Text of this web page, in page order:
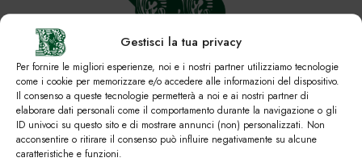
Gestisci la tua privacy
Per fornire le migliori esperienze, noi e i nostri partner utilizziamo tecnologie
come i cookie per memorizzare e/o accedere alle informazioni del dispositivo.
Il consenso a queste tecnologie permetterà a noi e ai nostri partner di
elaborare dati personali come il comportamento durante la navigazione o gli
ID univoci su questo sito e di mostrare annunci (non) personalizzati. Non
acconsentire o ritirare il consenso può influire negativamente su alcune
caratteristiche e funzioni.